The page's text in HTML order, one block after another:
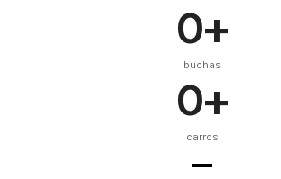
0+
buchas
0+
carros